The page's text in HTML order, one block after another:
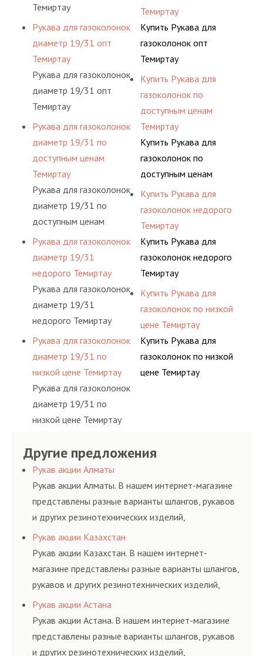
Темиртау
Рукава для газоколонок
диаметр 19/31 опт
Темиртау
Рукава для газоколонок
диаметр 19/31 опт
Темиртау
Рукава для газоколонок
диаметр 19/31 по
доступным ценам
Темиртау
Рукава для газоколонок
диаметр 19/31 по
доступным ценам
Темиртау
Рукава для газоколонок
диаметр 19/31
недорого Темиртау
Рукава для газоколонок
диаметр 19/31
недорого Темиртау
Рукава для газоколонок
диаметр 19/31 по
низкой цене Темиртау
Рукава для газоколонок
диаметр 19/31 по
низкой цене Темиртау
Темиртау
Купить Рукава для
газоколонок опт
Темиртау
Купить Рукава для
газоколонок по
доступным ценам
Темиртау
Купить Рукава для
газоколонок по
доступным ценам
Темиртау
Купить Рукава для
газоколонок недорого
Темиртау
Купить Рукава для
газоколонок недорого
Темиртау
Купить Рукава для
газоколонок по низкой
цене Темиртау
Купить Рукава для
газоколонок по низкой
цене Темиртау
Другие предложения
Рукав акции Алматы
Рукав акции Алматы. В нашем интернет-магазине
представлены разные варианты шлангов, рукавов
и других резинотехнических изделий,
соответствующих ГОСТам, техническим условиям
и нормативам.
Рукав акции Казахстан
Рукав акции Казахстан. В нашем интернет-
магазине представлены разные варианты шлангов,
рукавов и других резинотехнических изделий,
соответствующих ГОСТам, техническим условиям
и нормативам.
Рукав акции Астана
Рукав акции Астана. В нашем интернет-магазине
представлены разные варианты шлангов, рукавов
и других резинотехнических изделий,